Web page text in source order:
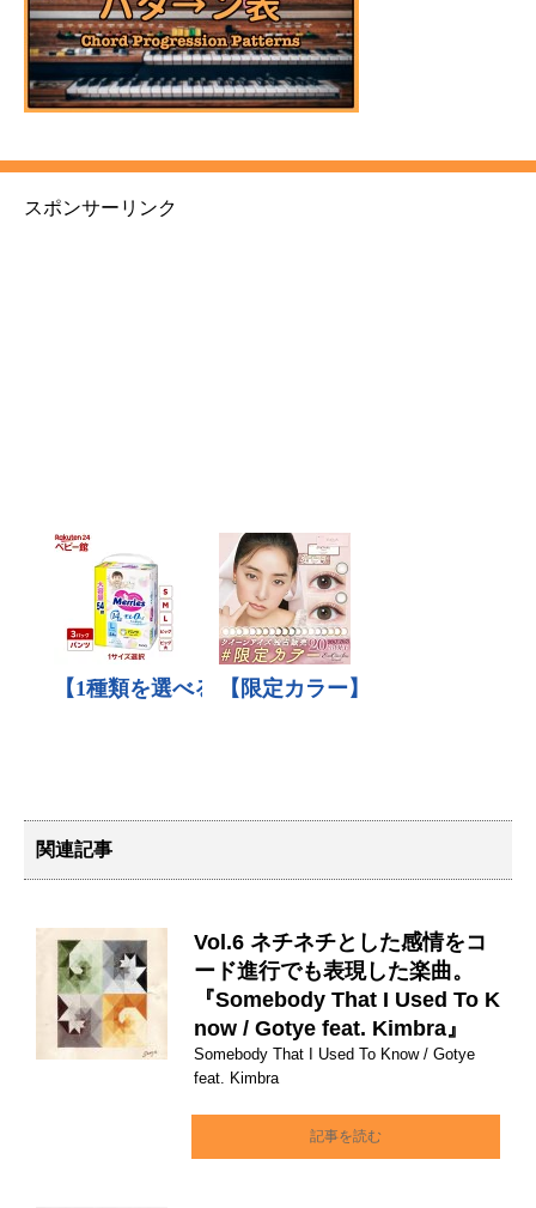
スポンサーリンク
関連記事
Vol.6 ネチネチとした感情をコ
ード進行でも表現した楽曲。
『Somebody That I Used To K
now / Gotye feat. Kimbra』
Somebody That I Used To Know / Gotye
feat. Kimbra
記事を読む